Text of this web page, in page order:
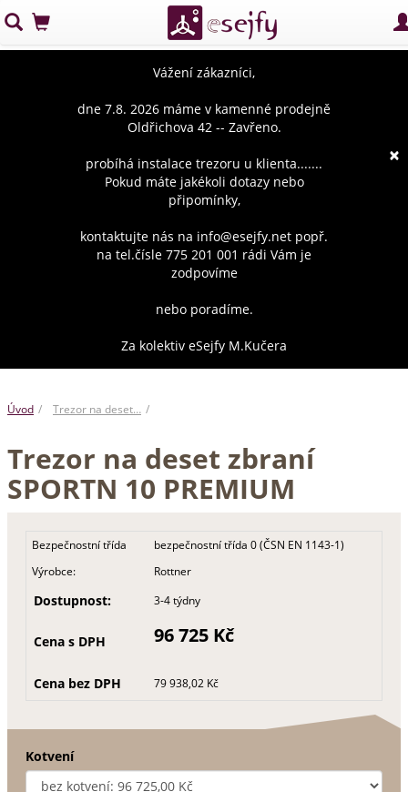
×
Vážení zákazníci,
dne 7.8. 2026 máme v kamenné prodejně
Oldřichova 42 -- Zavřeno.
probíhá instalace trezoru u klienta.......
Pokud máte jakékoli dotazy nebo
připomínky,
kontaktujte nás na info@esejfy.net popř.
na tel.čísle 775 201 001 rádi Vám je
zodpovíme
nebo poradíme.
Za kolektiv eSejfy M.Kučera
Úvod Trezor na deset…
Trezor na deset zbraní
SPORTN 10 PREMIUM
Bezpečnostní třída
bezpečnostní třída 0 (ČSN EN 1143-1)
Výrobce:
Rottner
Dostupnost: 3-4 týdny
Cena s DPH 96 725 Kč
Cena bez DPH 79 938,02 Kč
Kotvení